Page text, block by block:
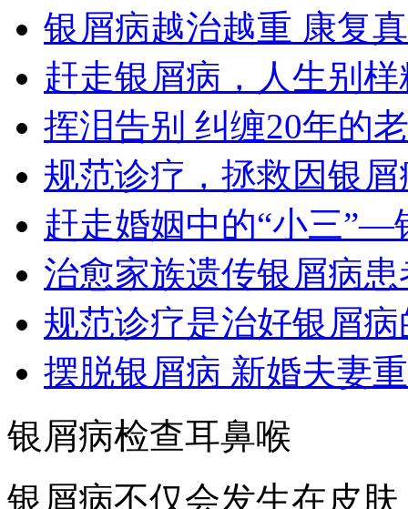
银屑病越治越重 康复
赶走银屑病，人生别
挥泪告别 纠缠20年的
规范诊疗，拯救因银
赶走婚姻中的“小三”—
治愈家族遗传银屑病
规范诊疗是治好银屑
摆脱银屑病 新婚夫妻
银屑病检查耳鼻喉
银屑病不仅会发生在皮